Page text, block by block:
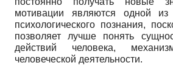
мотивации являются одной
психологического познания,
позволяет лучше понять
действий человека,
человеческой деятельности.